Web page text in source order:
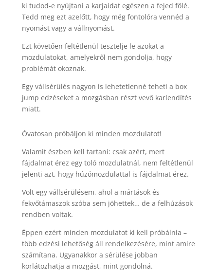
ki tudod-e nyújtani a karjaidat egészen a fejed fölé.
Tedd meg ezt azelőtt, hogy még fontolóra vennéd a
nyomást vagy a vállnyomást.
Ezt követően feltétlenül tesztelje le azokat a
mozdulatokat, amelyekről nem gondolja, hogy
problémát okoznak.
Egy vállsérülés nagyon is lehetetlenné teheti a box
jump edzéseket a mozgásban részt vevő karlendítés
miatt.
Óvatosan próbáljon ki minden mozdulatot!
Valamit észben kell tartani: csak azért, mert
fájdalmat érez egy toló mozdulatnál, nem feltétlenül
jelenti azt, hogy húzómozdulattal is fájdalmat érez.
Volt egy vállsérülésem, ahol a mártások és
fekvőtámaszok szóba sem jöhettek… de a felhúzások
rendben voltak.
Éppen ezért minden mozdulatot ki kell próbálnia –
több edzési lehetőség áll rendelkezésére, mint amire
számítana. Ugyanakkor a sérülése jobban
korlátozhatja a mozgást, mint gondolná.